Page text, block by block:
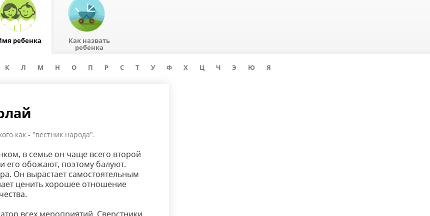
ребенка Как назвать
ребенка
К Л М Н О П Р С Т У Ф Х Ц Ч Э Ю Я
как - "вестник народа".
в семье он чаще всего второй
его обожают, поэтому балуют.
Он вырастает самостоятельным
ценить хорошее отношение